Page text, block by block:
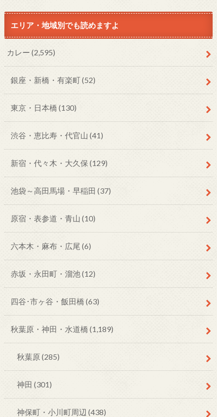
エリア・地域別でも読めますよ
カレー (2,595)
銀座・新橋・有楽町(52)
東京・日本橋 (130)
渋谷・恵比寿・代官山 (41)
新宿・代々木・大久保 (129)
池袋～高田馬場・早稲田 (37)
原宿・表参道・青山 (10)
六本木・麻布・広尾 (6)
赤坂・永田町・溜池(12)
四谷･市ヶ谷・飯田橋 (63)
秋葉原・神田・水道橋 (1,189)
秋葉原 (285)
神田 (301)
神保町・小川町周辺 (438)